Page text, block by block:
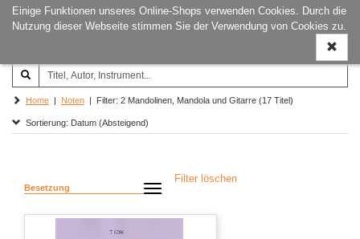
Einige Funktionen unseres Online-Shops verwenden Cookies. Durch die
Nutzung dieser Webseite stimmen Sie der Verwendung von Cookies zu.
ein-/
Joachim‐Trekel‐Musikverlag,
Hamburg
Home | Noten | Filter: 2 Mandolinen, Mandola und Gitarre (17 Titel)
Sortierung: Datum (Absteigend)
Besetzung
Filter löschen